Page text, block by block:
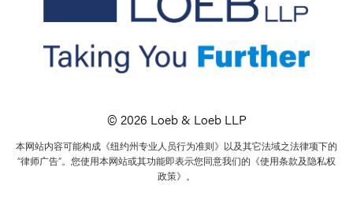
© 2026 Loeb & Loeb LLP
本网站内容可能构成《纽约州专业人员行为准则》以及其它法域之法律项下的
“律师广告”。您使用本网站或其功能即表示您同意我们的《使用条款及隐私权
政策》。